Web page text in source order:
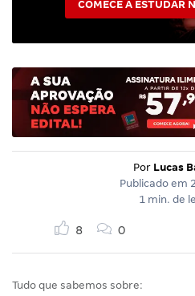
COMECE A ESTUDAR
Por Lucas
Publicado em
1 min. de
8 0
Tudo que sabemos sobre: